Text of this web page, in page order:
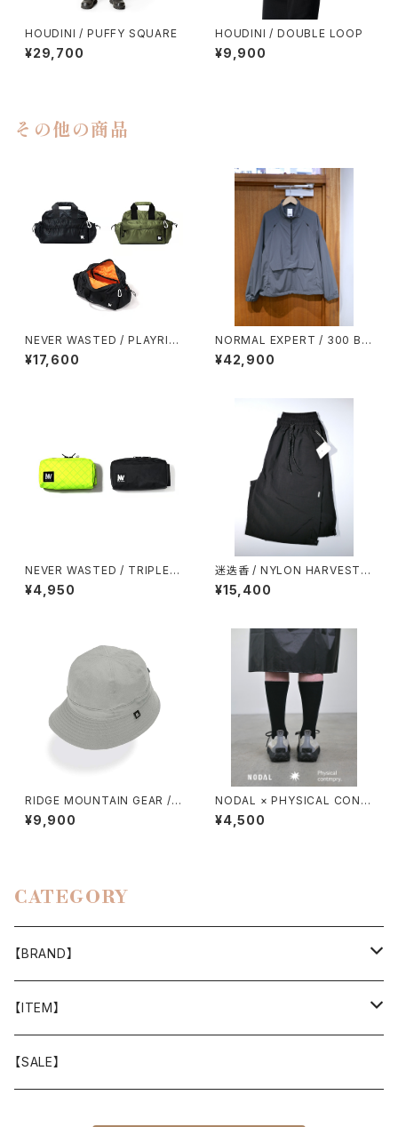
HOUDINI / PUFFY SQUARE
¥29,700
HOUDINI / DOUBLE LOOP
¥9,900
その他の商品
NEVER WASTED / PLAYRIP
（MA-1）
¥17,600
NORMAL EXPERT / 300 BL
OUSON
¥42,900
NEVER WASTED / TRIPLEY
ES（ECOPAK）
¥4,950
迷迭香 / NYLON HARVEST L
OOSE SHORTS（2026）
¥15,400
RIDGE MOUNTAIN GEAR / E
NOUGH HAT（NT）
¥9,900
NODAL × PHYSICAL CONT
MPRY.
¥4,500
CATEGORY
【BRAND】
山と道
T-SHIRT
迷迭香
【ITEM】
WEAR
【SALE】